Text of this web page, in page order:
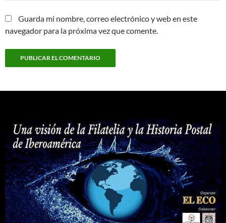
Guarda mi nombre, correo electrónico y web en este
navegador para la próxima vez que comente.